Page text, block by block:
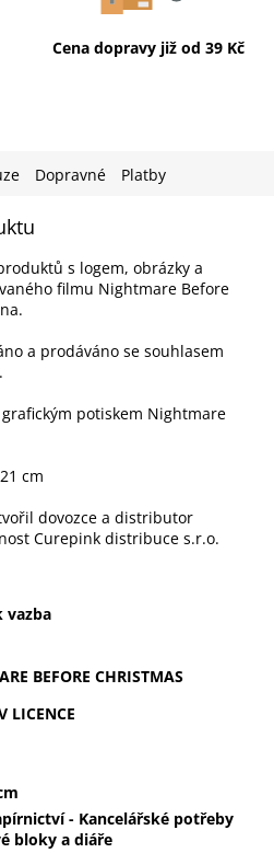
Cena dopravy již od 39 Kč
Dopravné Platby
s logem, obrázky a
filmu Nightmare Before
a prodáváno se souhlasem
potiskem Nightmare
cm
dovozce a distributor
Curepink distribuce s.r.o.
vazba
BEFORE CHRISTMAS
LICENCE
- Kancelářské potřeby
bloky a diáře